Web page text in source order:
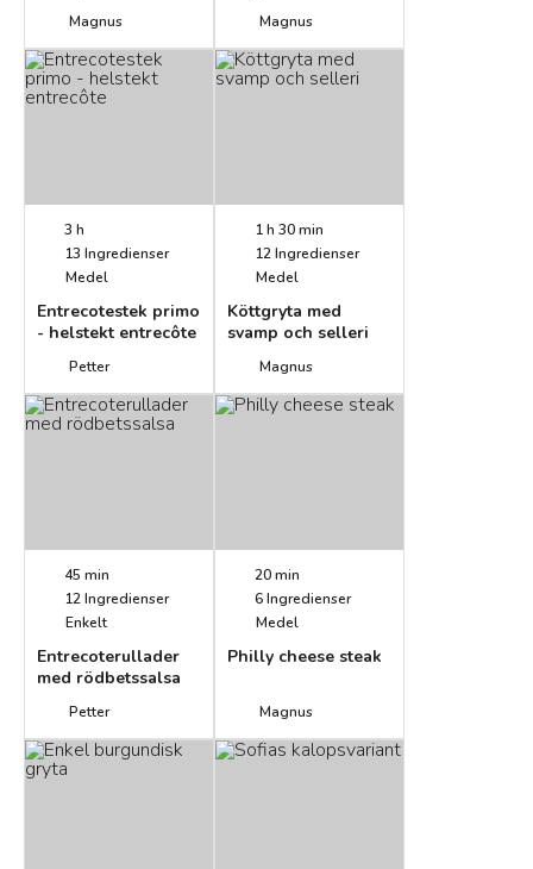
och inlagd svamp
Magnus Magnus
3 h
13 Ingredienser
Medel
Entrecotestek primo
- helstekt entrecôte
Petter
1 h 30 min
12Ingredienser
Medel
Köttgryta med
svamp och selleri
Magnus
45 min
12Ingredienser
Enkelt
Entrecoterullader
med rödbetssalsa
Petter
20 min
6Ingredienser
Medel
Philly cheese steak
Magnus